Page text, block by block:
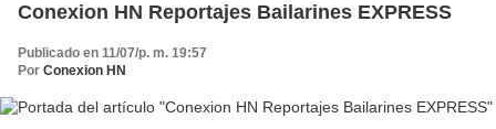
Conexion HN Reportajes Bailarines EXPRESS
Publicado en 11/07/p. m. 19:57
Por Conexion HN